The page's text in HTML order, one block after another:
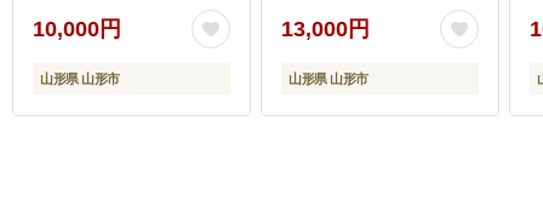
10,000円
山形県 山形市
13,000円
山形県 山形市